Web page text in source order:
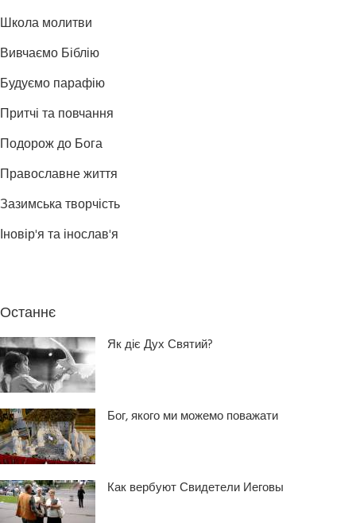
Школа молитви
Вивчаємо Біблію
Будуємо парафію
Притчі та повчання
Подорож до Бога
Православне життя
Зазимська творчість
Іновір'я та інослав'я
Останнє
Як діє Дух Святий?
Бог, якого ми можемо поважати
Как вербуют Свидетели Иеговы